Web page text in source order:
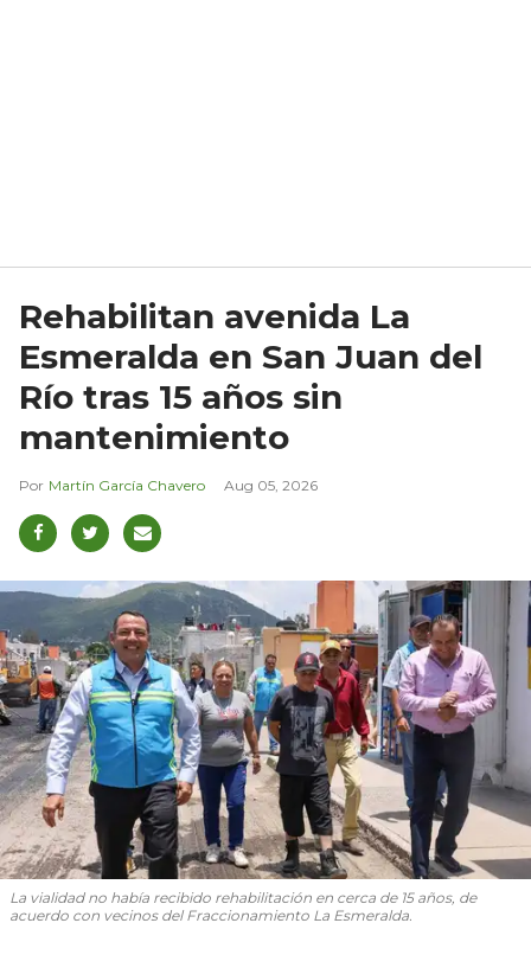
Rehabilitan avenida La
Esmeralda en San Juan del
Río tras 15 años sin
mantenimiento
Martín García Chavero Aug 05, 2026
La vialidad no había recibido rehabilitación en cerca de 15 años, de
acuerdo con vecinos del Fraccionamiento La Esmeralda.